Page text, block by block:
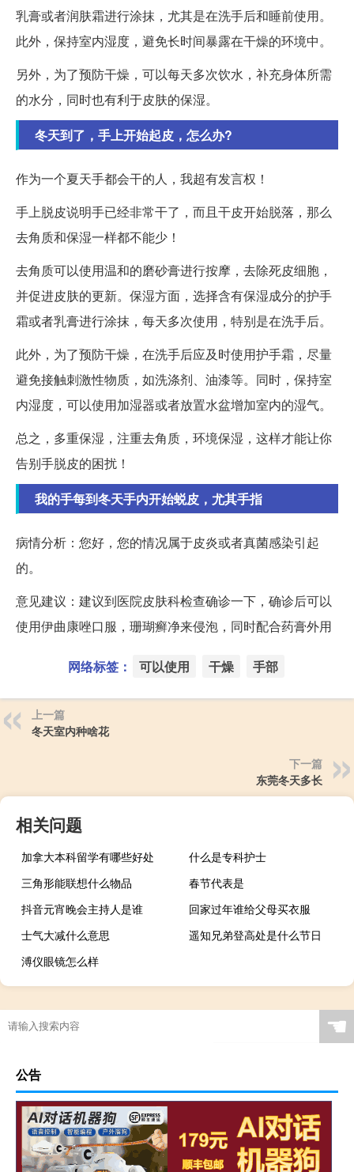
乳膏或者润肤霜进行涂抹，尤其是在洗手后和睡前使用。
此外，保持室内湿度，避免长时间暴露在干燥的环境中。
另外，为了预防干燥，可以每天多次饮水，补充身体所需
的水分，同时也有利于皮肤的保湿。
冬天到了，手上开始起皮，怎么办?
作为一个夏天手都会干的人，我超有发言权！
手上脱皮说明手已经非常干了，而且干皮开始脱落，那么
去角质和保湿一样都不能少！
去角质可以使用温和的磨砂膏进行按摩，去除死皮细胞，
并促进皮肤的更新。保湿方面，选择含有保湿成分的护手
霜或者乳膏进行涂抹，每天多次使用，特别是在洗手后。
此外，为了预防干燥，在洗手后应及时使用护手霜，尽量
避免接触刺激性物质，如洗涤剂、油漆等。同时，保持室
内湿度，可以使用加湿器或者放置水盆增加室内的湿气。
总之，多重保湿，注重去角质，环境保湿，这样才能让你
告别手脱皮的困扰！
我的手每到冬天手内开始蜕皮，尤其手指
病情分析：您好，您的情况属于皮炎或者真菌感染引起
的。
意见建议：建议到医院皮肤科检查确诊一下，确诊后可以
使用伊曲康唑口服，珊瑚癣净来侵泡，同时配合药膏外用
网络标签： 可以使用 干燥 手部
上一篇
冬天室内种啥花
下一篇
东莞冬天多长
相关问题
加拿大本科留学有哪些好处
什么是专科护士
三角形能联想什么物品
春节代表是
抖音元宵晚会主持人是谁
回家过年谁给父母买衣服
士气大减什么意思
遥知兄弟登高处是什么节日
溥仪眼镜怎么样
☚
公告